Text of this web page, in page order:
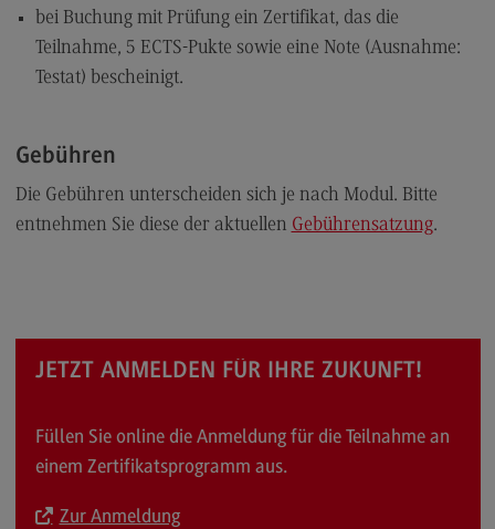
bei Buchung mit Prüfung ein Zertifikat, das die
Teilnahme, 5 ECTS-Pukte sowie eine Note (Ausnahme:
Testat) bescheinigt.
Gebühren
Die Gebühren unterscheiden sich je nach Modul. Bitte
entnehmen Sie diese der aktuellen Gebührensatzung.
JETZT ANMELDEN FÜR IHRE ZUKUNFT!
Füllen Sie online die Anmeldung für die Teilnahme an
einem Zertifikatsprogramm aus.
Zur Anmeldung